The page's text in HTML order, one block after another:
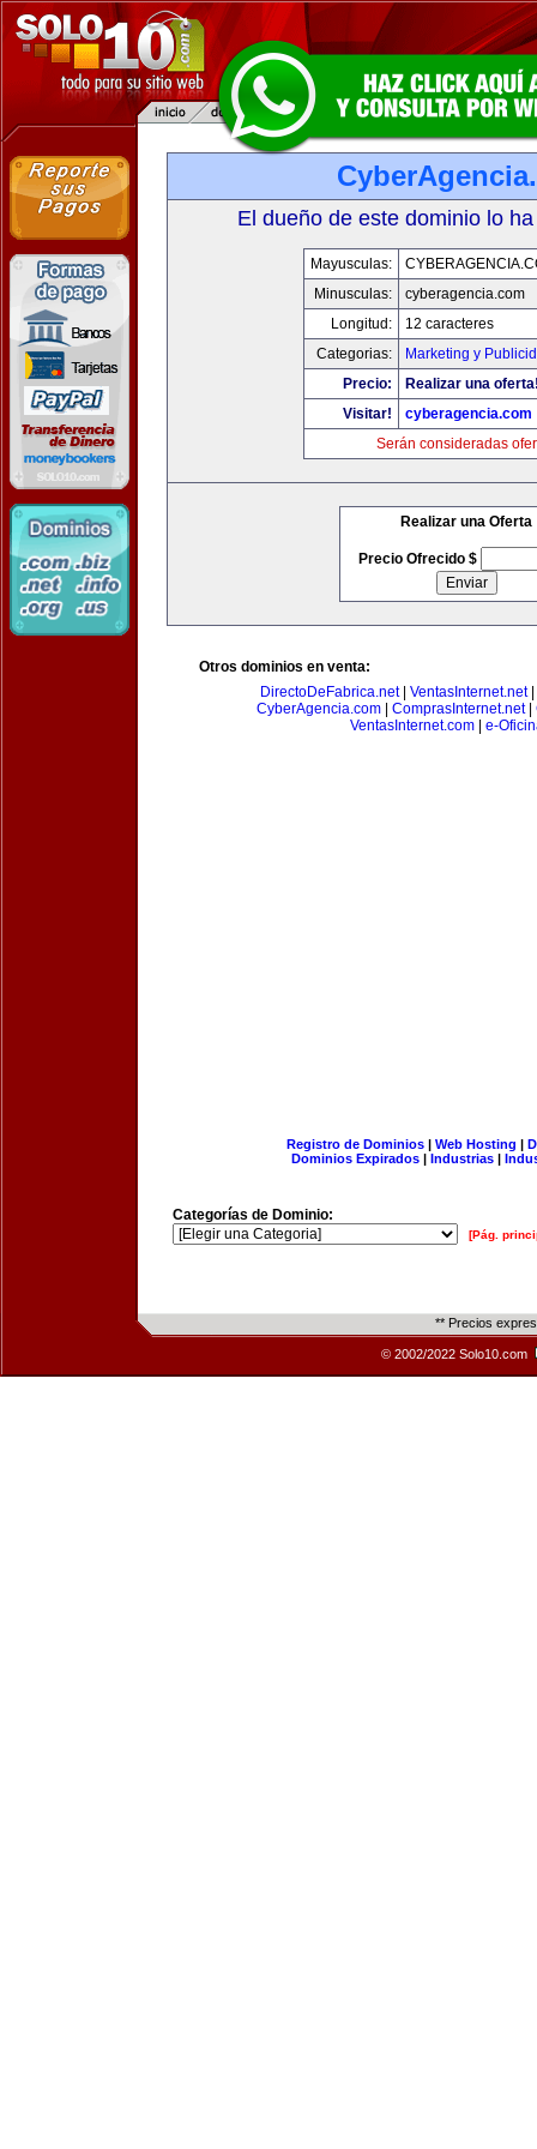
El dueño de este dominio lo
Mayusculas:
Minusculas:
cyberagencia.com
Longitud:
12 caracteres
Categorias:
Marketing y
Precio:
Realizar una
Visitar!
cyberagencia.com
Serán consideradas
Realizar una Oferta
Precio Ofrecido $
Otros dominios en venta:
DirectoDeFabrica.net| VentasInternet.net|
CyberAgencia.com| ComprasInternet.net|
VentasInternet.com
e-
Registro de Dominios| Web Hosting |
Dominios Expirados | Industrias |
Categorías de Dominio:
[Pág.
** Precios
© 2002/2022 Solo10.com